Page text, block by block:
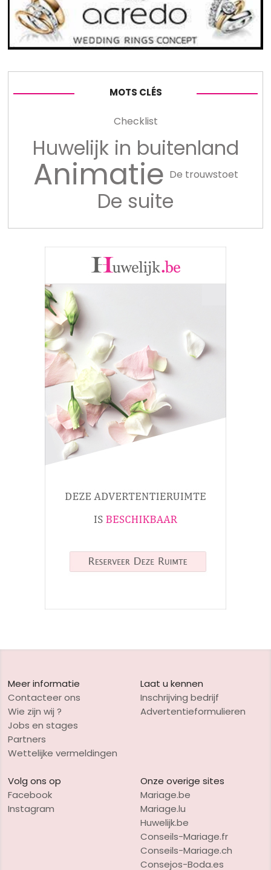
MOTS CLÉS
Checklist
Huwelijk in buitenland
Animatie De trouwstoet
De suite
Meer informatie
Contacteer ons
Wie zijn wij ?
Jobs en stages
Partners
Wettelijke vermeldingen
Laat u kennen
Inschrijving bedrijf
Advertentieformulieren
Volg ons op
Facebook
Instagram
Onze overige sites
Mariage.be
Mariage.lu
Huwelijk.be
Conseils-Mariage.fr
Conseils-Mariage.ch
Consejos-Boda.es